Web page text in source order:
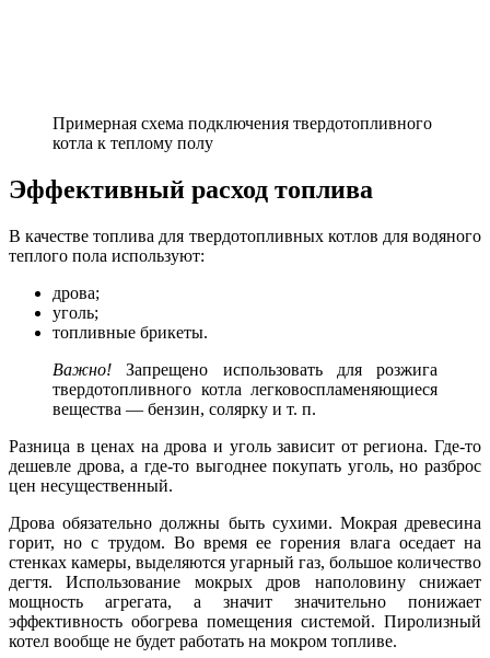
Примерная схема подключения твердотопливного
котла к теплому полу
Эффективный расход топлива
В качестве топлива для твердотопливных котлов для водяного
теплого пола используют:
дрова;
уголь;
топливные брикеты.
Важно!Запрещено использовать для розжига
твердотопливного котла легковоспламеняющиеся
вещества — бензин, солярку и т. п.
Разница в ценах на дрова и уголь зависит от региона. Где-то
дешевле дрова, а где-то выгоднее покупать уголь, но разброс
цен несущественный.
Дрова обязательно должны быть сухими. Мокрая древесина
горит, но с трудом. Во время ее горения влага оседает на
стенках камеры, выделяются угарный газ, большое количество
дегтя. Использование мокрых дров наполовину снижает
мощность агрегата, а значит значительно понижает
эффективность обогрева помещения системой. Пиролизный
котел вообще не будет работать на мокром топливе.